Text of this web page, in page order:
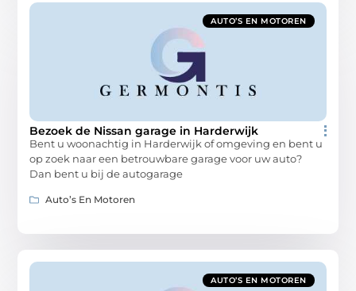
AUTO’S EN MOTOREN
Bezoek de Nissan garage in Harderwijk
Bent u woonachtig in Harderwijk of omgeving en bent u
op zoek naar een betrouwbare garage voor uw auto?
Dan bent u bij de autogarage
Auto’s En Motoren
AUTO’S EN MOTOREN